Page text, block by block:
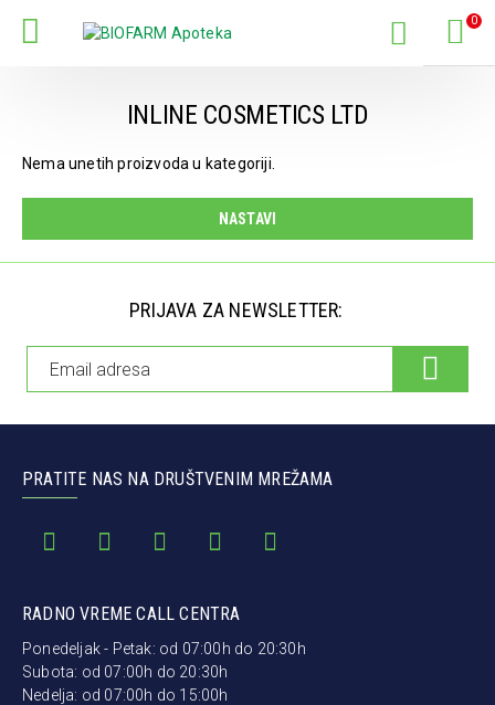
0
INLINE COSMETICS LTD
Nema unetih proizvoda u kategoriji.
NASTAVI
PRIJAVA ZA NEWSLETTER:
PRATITE NAS NA DRUŠTVENIM MREŽAMA
RADNO VREME CALL CENTRA
Ponedeljak - Petak: od 07:00h do 20:30h
Subota: od 07:00h do 20:30h
Nedelja: od 07:00h do 15:00h